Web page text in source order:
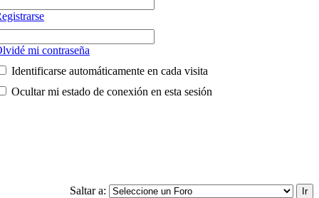
mi contraseña
Identificarse automáticamente en cada visita
Ocultar mi estado de conexión en esta sesión
Saltar a: